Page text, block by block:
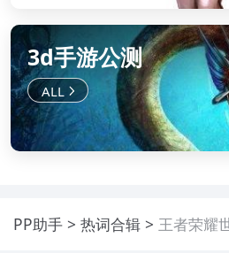
3d手游公测
PP助手 热词合辑 王者荣耀